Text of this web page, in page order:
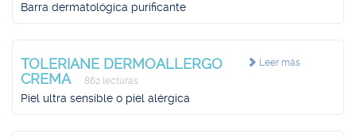
Barra dermatológica purificante
Leer más
TOLERIANE DERMOALLERGO
CREMA
862 lecturas
Piel ultra sensible o piel alérgica